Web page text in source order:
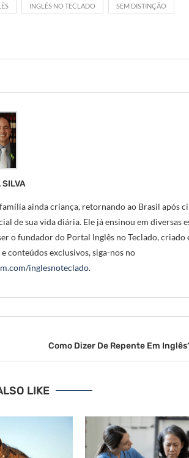
INGLÊS NO TECLADO SEM DISTINÇÃO
SILVA
ainda criança, retornando ao Brasil após
de sua vida diária. Ele já ensinou em diversas
o fundador do Portal Inglês no Teclado, criado
conteúdos exclusivos, siga-nos no
inglesnoteclado.
Como Dizer De Repente Em
LIKE